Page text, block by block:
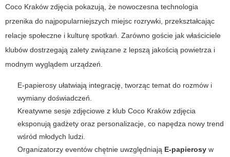
Coco Kraków zdjęcia pokazują, że nowoczesna technologia
przenika do najpopularniejszych miejsc rozrywki, przekształcając
relacje społeczne i kulturę spotkań. Zarówno goście jak właściciele
klubów dostrzegają zalety związane z lepszą jakością powietrza i
modnym wyglądem urządzeń.
E-papierosy ułatwiają integrację, tworząc temat do rozmów i
wymiany doświadczeń.
Kreatywne sesje zdjęciowe z klub Coco Kraków zdjęcia
eksponują gadżety oraz personalizacje, co napędza nowy trend
wśród młodych ludzi.
Organizatorzy eventów chętnie uwzględniają E-papierosy w